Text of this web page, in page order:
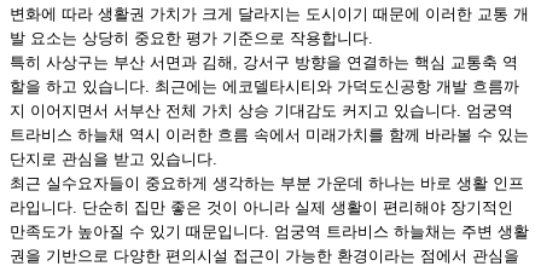
변화에 따라 생활권 가치가 크게 달라지는 도시이기 때문에 이러한 교통 개
발 요소는 상당히 중요한 평가 기준으로 작용합니다.
특히 사상구는 부산 서면과 김해, 강서구 방향을 연결하는 핵심 교통축 역
할을 하고 있습니다. 최근에는 에코델타시티와 가덕도신공항 개발 흐름까
지 이어지면서 서부산 전체 가치 상승 기대감도 커지고 있습니다. 엄궁역
트라비스 하늘채 역시 이러한 흐름 속에서 미래가치를 함께 바라볼 수 있는
단지로 관심을 받고 있습니다.
최근 실수요자들이 중요하게 생각하는 부분 가운데 하나는 바로 생활 인프
라입니다. 단순히 집만 좋은 것이 아니라 실제 생활이 편리해야 장기적인
만족도가 높아질 수 있기 때문입니다. 엄궁역 트라비스 하늘채는 주변 생활
권을 기반으로 다양한 편의시설 접근이 가능한 환경이라는 점에서 관심을